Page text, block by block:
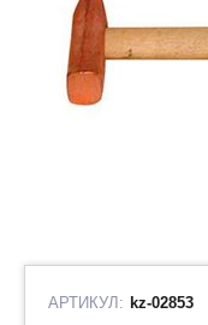
АРТИКУЛ: kz-02853